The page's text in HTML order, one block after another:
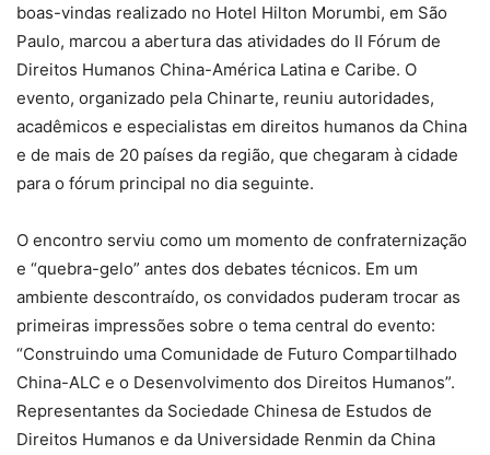
boas-vindas realizado no Hotel Hilton Morumbi, em São
Paulo, marcou a abertura das atividades do II Fórum de
Direitos Humanos China-América Latina e Caribe. O
evento, organizado pela Chinarte, reuniu autoridades,
acadêmicos e especialistas em direitos humanos da China
e de mais de 20 países da região, que chegaram à cidade
para o fórum principal no dia seguinte.
O encontro serviu como um momento de confraternização
e “quebra-gelo” antes dos debates técnicos. Em um
ambiente descontraído, os convidados puderam trocar as
primeiras impressões sobre o tema central do evento:
“Construindo uma Comunidade de Futuro Compartilhado
China-ALC e o Desenvolvimento dos Direitos Humanos”.
Representantes da Sociedade Chinesa de Estudos de
Direitos Humanos e da Universidade Renmin da China